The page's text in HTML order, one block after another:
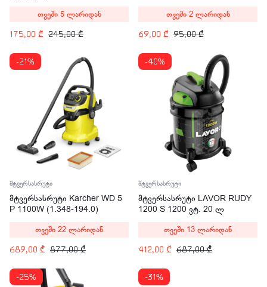
245,00₾
175,00 ₾
თვეში 5 ლარიდან
95,00₾
69,00 ₾
თვეში 2 ლარიდან
-21%
მტვერსასრუტი
მტვერსასრუტი Karcher WD 5
P 1100W (1.348-194.0)
877,00₾
689,00 ₾
თვეში 22 ლარიდან
-40%
მტვერსასრუტი
მტვერსასრუტი LAVOR RUDY
1200 S 1200 ვტ. 20 ლ
687,00₾
412,00 ₾
თვეში 13 ლარიდან
-25% -31%